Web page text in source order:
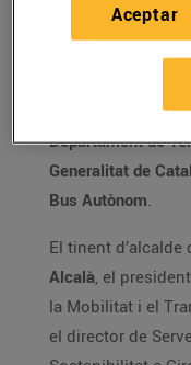
Grup Bon Preu
’Associació de
Departament de
Generalitat de
Bus Autònom.
El tinent d’alcalde
Alcalà, el
la Mobilitat i el
el director de
Aceptar